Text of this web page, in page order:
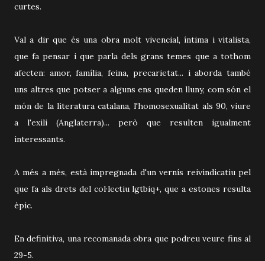
curtes.
Val a dir que és una obra molt vivencial, íntima i vitalista,
que fa pensar i que parla dels grans temes que a tothom
afecten: amor, família, feina, precarietat... i aborda també
uns altres que potser a alguns ens queden lluny, com són el
món de la literatura catalana, l'homosexualitat als 90, viure
a l'exili (Anglaterra)... però que resulten igualment
interessants.
A més a més, està impregnada d'un vernís reivindicatiu pel
que fa als drets del col·lectiu lgtbiq+, que a estones resulta
èpic.
En definitiva, una recomanada obra que podreu veure fins al
29-5.